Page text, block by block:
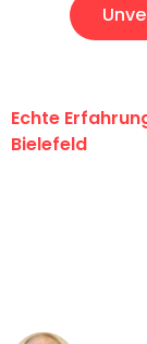
Echte
Bielefeld